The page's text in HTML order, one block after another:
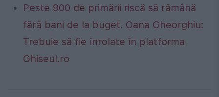
Peste 900 de primării riscă să rămână
fără bani de la buget. Oana Gheorghiu:
Trebuie să fie înrolate în platforma
Ghiseul.ro